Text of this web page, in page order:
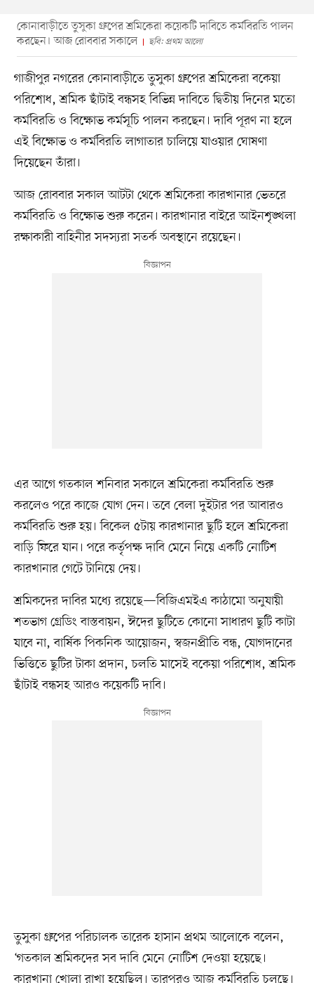
কোনাবাড়ীতে তুসুকা গ্রুপের শ্রমিকেরা কয়েকটি দাবিতে কর্মবিরতি পালন
করছেন। আজ রোববার সকালে
ছবি: প্রথম আলো
গাজীপুর নগরের কোনাবাড়ীতে তুসুকা গ্রুপের শ্রমিকেরা বকেয়া
পরিশোধ, শ্রমিক ছাঁটাই বন্ধসহ বিভিন্ন দাবিতে দ্বিতীয় দিনের মতো
কর্মবিরতি ও বিক্ষোভ কর্মসূচি পালন করছেন। দাবি পূরণ না হলে
এই বিক্ষোভ ও কর্মবিরতি লাগাতার চালিয়ে যাওয়ার ঘোষণা
দিয়েছেন তাঁরা।
আজ রোববার সকাল আটটা থেকে শ্রমিকেরা কারখানার ভেতরে
কর্মবিরতি ও বিক্ষোভ শুরু করেন। কারখানার বাইরে আইনশৃঙ্খলা
রক্ষাকারী বাহিনীর সদস্যরা সতর্ক অবস্থানে রয়েছেন।
এর আগে গতকাল শনিবার সকালে শ্রমিকেরা কর্মবিরতি শুরু
করলেও পরে কাজে যোগ দেন। তবে বেলা দুইটার পর আবারও
কর্মবিরতি শুরু হয়। বিকেল ৫টায় কারখানার ছুটি হলে শ্রমিকেরা
বাড়ি ফিরে যান। পরে কর্তৃপক্ষ দাবি মেনে নিয়ে একটি নোটিশ
কারখানার গেটে টানিয়ে দেয়।
শ্রমিকদের দাবির মধ্যে রয়েছে—বিজিএমইএ কাঠামো অনুযায়ী
শতভাগ গ্রেডিং বাস্তবায়ন, ঈদের ছুটিতে কোনো সাধারণ ছুটি কাটা
যাবে না, বার্ষিক পিকনিক আয়োজন, স্বজনপ্রীতি বন্ধ, যোগদানের
ভিত্তিতে ছুটির টাকা প্রদান, চলতি মাসেই বকেয়া পরিশোধ, শ্রমিক
ছাঁটাই বন্ধসহ আরও কয়েকটি দাবি।
তুসুকা গ্রুপের পরিচালক তারেক হাসান প্রথম আলোকে বলেন,
‘গতকাল শ্রমিকদের সব দাবি মেনে নোটিশ দেওয়া হয়েছে।